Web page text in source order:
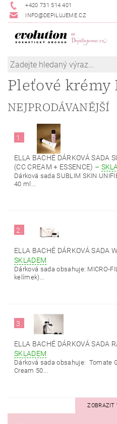
+420 731 514 401
INFO@DEPILUJEME.CZ
Pleťové krémy
NEJPRODÁVANĚJŠÍ
1.
ELLA BACHÉ DÁRKOVÁ SADA
(CC CREAM + ESSENCE) –
Dárková sada SUBLIM SKIN
40 ml...
2.
ELLA BACHÉ DÁRKOVÁ SADA
SKLADEM
Dárková sada obsahuje: MICRO-
kelímek)...
3.
ELLA BACHÉ DÁRKOVÁ SADA
SKLADEM
Dárková sada obsahuje: Tomate
Cream 50...
ZOBRAZIT